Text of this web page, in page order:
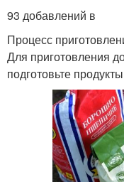
93 добавлений в
Процесс
Для приготовления
подготовьте